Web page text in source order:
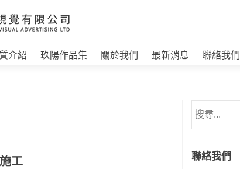
介紹 玖陽作品集 關於我們 最新消息 聯絡我們
工
尋
鍵
字:
聯絡我們